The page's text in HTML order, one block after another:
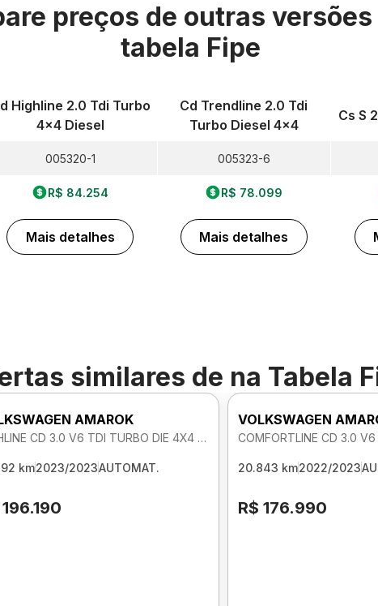
preços de outras versões
tabela Fipe
Highline 2.0 Tdi Turbo
4x4 Diesel
005320-1
R$ 84.254
Mais detalhes
Cd Trendline 2.0 Tdi
Turbo Diesel 4x4
005323-6
R$ 78.099
Mais detalhes
Cs S
similares de na Tabela
AMAROK
HIGHLINE CD 3.0 V6 TDI TURBO DIE 4X4 AUTOMATICO
km2023/2023AUTOMAT.
VOLKSWAGEN
20.843 km2022/2023
R$ 176.990